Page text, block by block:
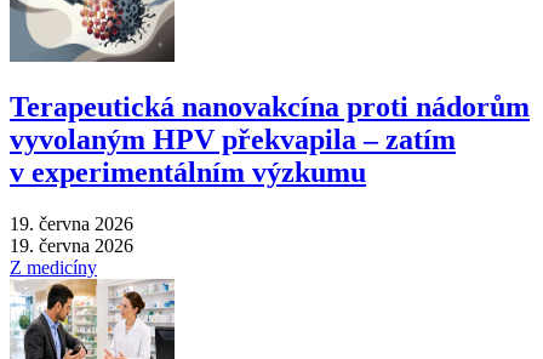
Terapeutická nanovakcína proti nádorům
vyvolaným HPV překvapila –⁠ zatím
v experimentálním výzkumu
19. června 2026
19. června 2026
Z medicíny